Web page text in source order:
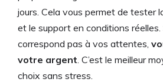
jours. Cela vous permet de tester
et le support en conditions réelles.
correspond pas à vos attentes,
votre argent . C’est le meilleur
choix sans stress.